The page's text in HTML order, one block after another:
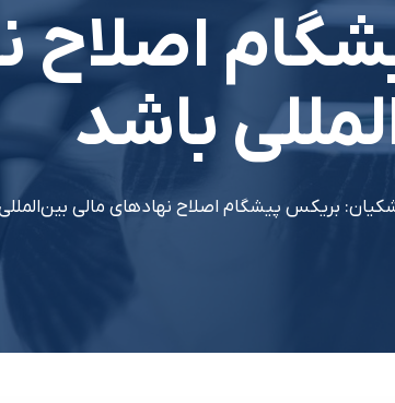
اصلاح
باشد
بریکس پیشگام اصلاح نهادهای مالی